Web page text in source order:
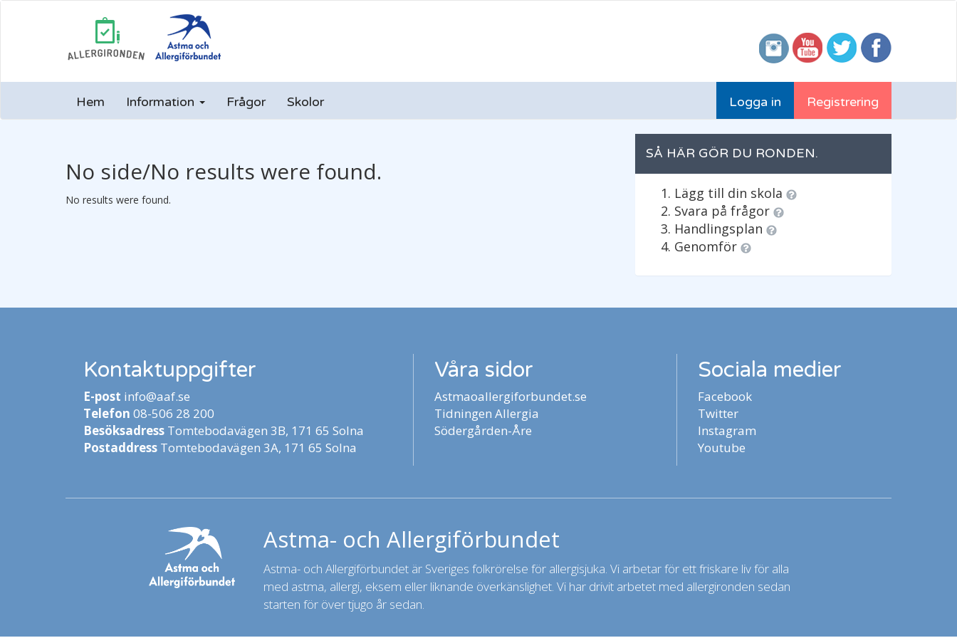
Hem Information Frågor Skolor Registrering
Logga in
No side/No results were found.
No results were found.
SÅ HÄR GÖR DU RONDEN.
Lägg till din skola
Svara på frågor
Handlingsplan
Genomför
Kontaktuppgifter
E-post info@aaf.se
Telefon 08-506 28 200
Besöksadress Tomtebodavägen 3B, 171 65 Solna
Postaddress Tomtebodavägen 3A, 171 65 Solna
Våra sidor
Astmaoallergiforbundet.se
Tidningen Allergia
Södergården-Åre
Sociala medier
Facebook
Twitter
Instagram
Youtube
Astma- och Allergiförbundet
Astma- och Allergiförbundet är Sveriges folkrörelse för allergisjuka. Vi arbetar för ett friskare liv för alla
med astma, allergi, eksem eller liknande överkänslighet. Vi har drivit arbetet med allergironden sedan
starten för över tjugo år sedan.